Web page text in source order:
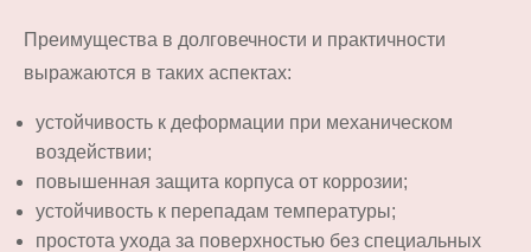
Преимущества в долговечности и практичности
выражаются в таких аспектах:
устойчивость к деформации при механическом
воздействии;
повышенная защита корпуса от коррозии;
устойчивость к перепадам температуры;
простота ухода за поверхностью без специальных